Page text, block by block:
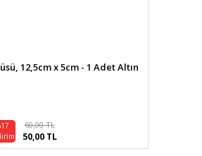
12,5cm x 5cm - 1 Adet Altın
60,00 TL
50,00 TL